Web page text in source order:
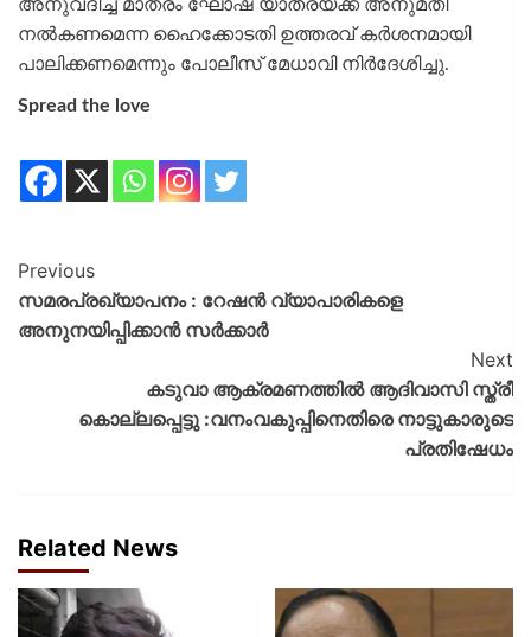
അനുവദിച്ച് മാത്രം ഘോഷ യാത്രയ്ക്ക് അനുമതി
നൽകണമെന്ന ഹൈക്കോടതി ഉത്തരവ് കർശനമായി
പാലിക്കണമെന്നും പോലീസ് മേധാവി നിർദേശിച്ചു.
Spread the love
Previous
സമരപ്രഖ്യാപനം : റേഷൻ വ്യാപാരികളെ
അനുനയിപ്പിക്കാൻ സർക്കാർ
Next
കടുവാ ആക്രമണത്തിൽ ആദിവാസി സ്ത്രീ
കൊല്ലപ്പെട്ടു :വനംവകുപ്പിനെതിരെ നാട്ടുകാരുടെ
പ്രതിഷേധം
Related News